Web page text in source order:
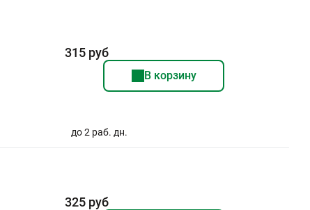
315 руб
В корзину
до 2 раб. дн.
325 руб